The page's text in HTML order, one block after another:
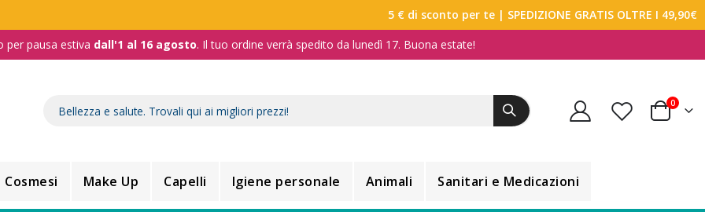
5 € di sconto per te | SPEDIZIONE GRATIS OLTRE I 49,90€
per pausa estiva dall'1 al 16 agosto. Il tuo ordine verrà spedito da lunedì 17. Buona estate!
Carrello
0
Cosmesi Make Up Capelli Igiene personale Animali Sanitari e Medicazioni